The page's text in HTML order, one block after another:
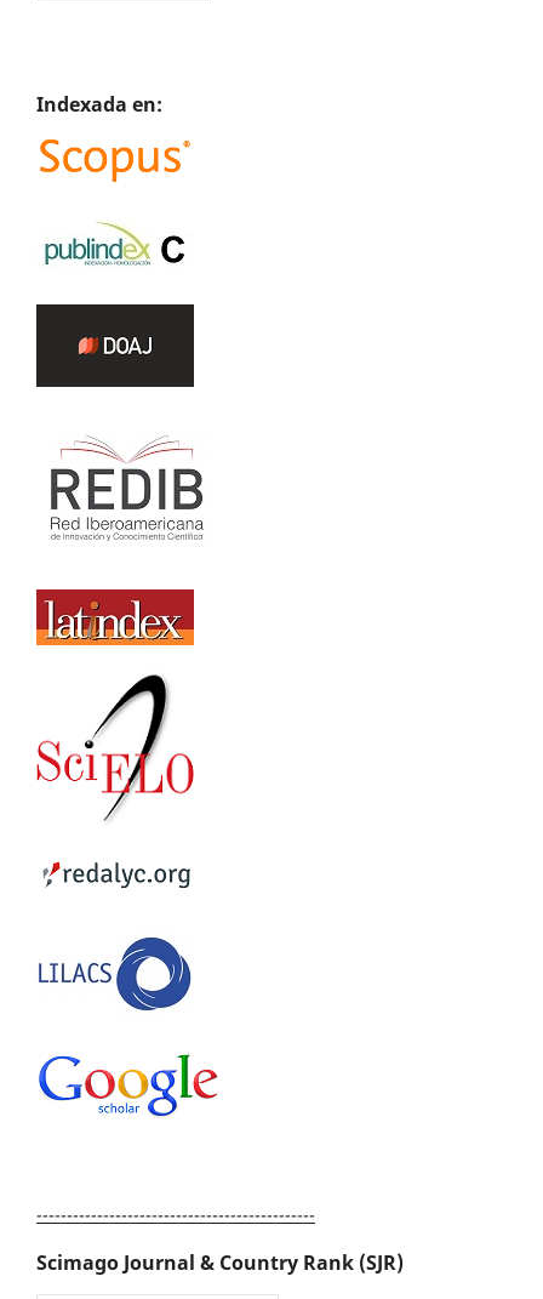
Indexada en:
----------------------------------------------
Scimago Journal & Country Rank (SJR)